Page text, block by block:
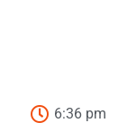
6:36 pm